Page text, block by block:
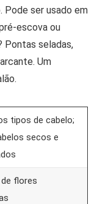
Pode ser usado em
escova ou
Pontas seladas,
Um
tipos de cabelo;
secos e
flores